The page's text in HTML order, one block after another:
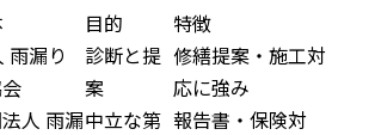
目的
特徴
雨漏り
診断と提
案
修繕提案・施工対
応に強み
人 雨漏中立な第 報告書・保険対